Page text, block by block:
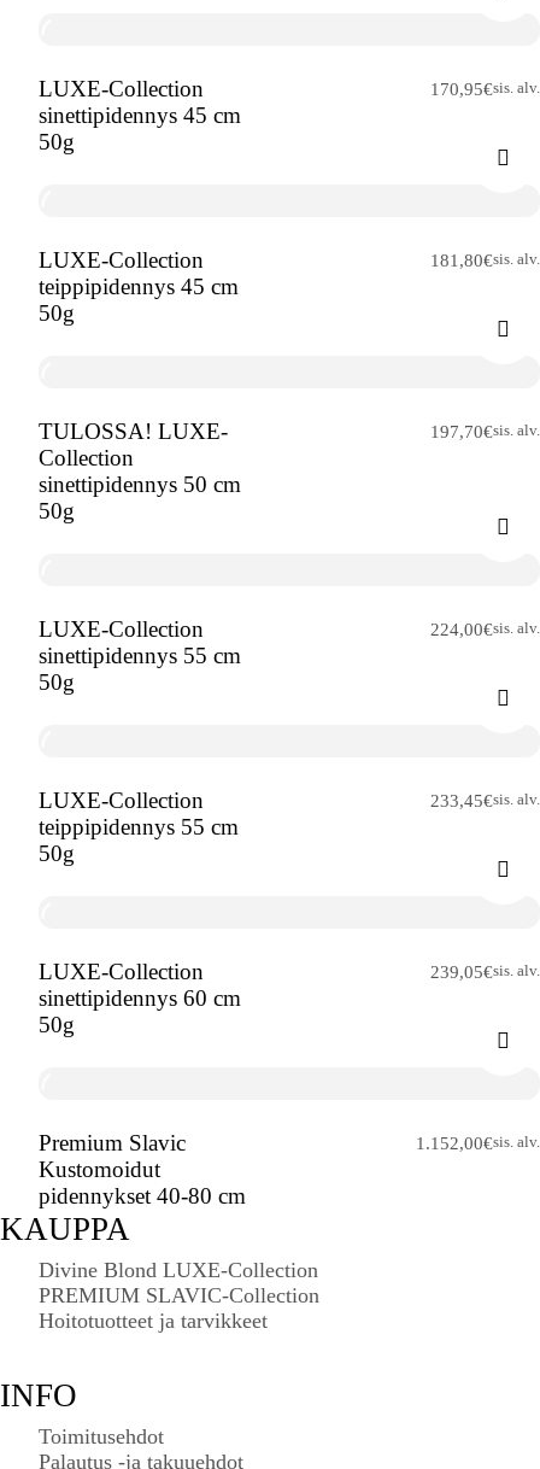
LUXE-Collection
sinettipidennys 45 cm
50g
170,95€sis. alv.
LUXE-Collection
teippipidennys 45 cm
50g
181,80€sis. alv.
TULOSSA! LUXE-
Collection
sinettipidennys 50 cm
50g
197,70€sis. alv.
LUXE-Collection
sinettipidennys 55 cm
50g
224,00€sis. alv.
LUXE-Collection
teippipidennys 55 cm
50g
233,45€sis. alv.
LUXE-Collection
sinettipidennys 60 cm
50g
239,05€sis. alv.
Premium Slavic
Kustomoidut
pidennykset 40-80 cm
1.152,00€sis. alv.
KAUPPA
Divine Blond LUXE-Collection
PREMIUM SLAVIC-Collection
Hoitotuotteet ja tarvikkeet
INFO
Toimitusehdot
Palautus -ja takuuehdot